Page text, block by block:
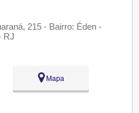
215 - Bairro: Éden -
RJ
Mapa